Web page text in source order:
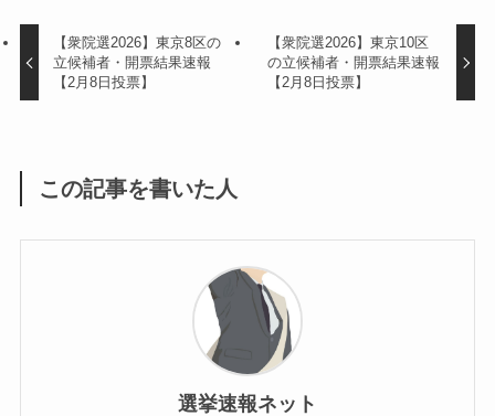
【衆院選2026】東京8区の
立候補者・開票結果速報
【2月8日投票】
【衆院選2026】東京10区
の立候補者・開票結果速報
【2月8日投票】
この記事を書いた人
選挙速報ネット